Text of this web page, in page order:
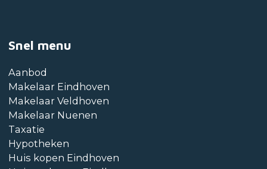
Snel menu
Aanbod
Makelaar Eindhoven
Makelaar Veldhoven
Makelaar Nuenen
Taxatie
Hypotheken
Huis kopen Eindhoven